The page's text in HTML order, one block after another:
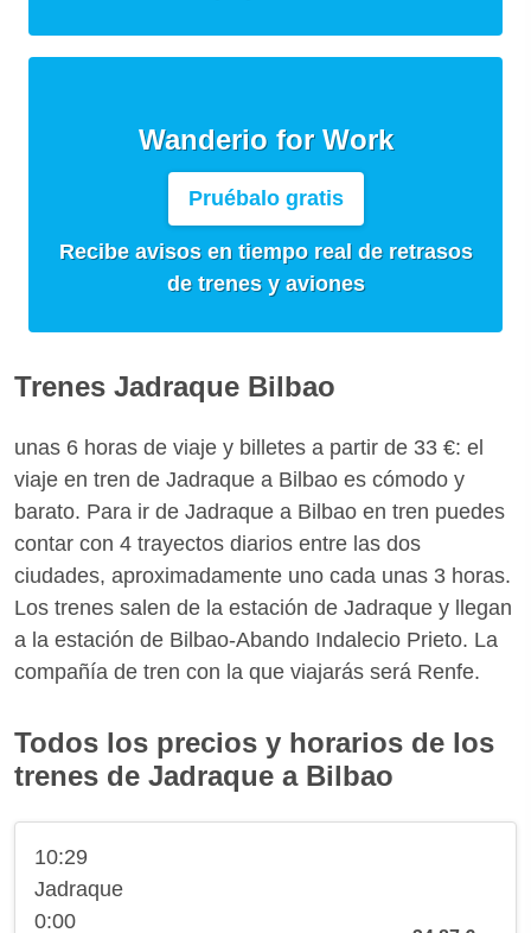
Wanderio for Work
Pruébalo gratis
Recibe avisos en tiempo real de retrasos
de trenes y aviones
Trenes Jadraque Bilbao
unas 6 horas de viaje y billetes a partir de 33 €: el
viaje en tren de Jadraque a Bilbao es cómodo y
barato. Para ir de Jadraque a Bilbao en tren puedes
contar con 4 trayectos diarios entre las dos
ciudades, aproximadamente uno cada unas 3 horas.
Los trenes salen de la estación de Jadraque y llegan
a la estación de Bilbao-Abando Indalecio Prieto. La
compañía de tren con la que viajarás será Renfe.
Todos los precios y horarios de los
trenes de Jadraque a Bilbao
10:29
Jadraque
0:00